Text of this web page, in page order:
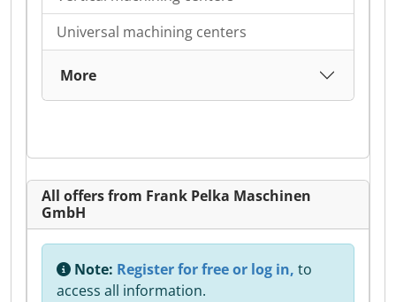
Universal machining centers
More
All offers from Frank Pelka Maschinen
GmbH
Note: Register for free or log in, to
access all information.